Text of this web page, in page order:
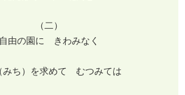
（二）
自由の園に きわみなく
みち）を求めて むつみては